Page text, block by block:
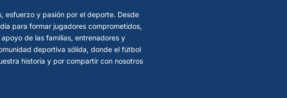
esfuerzo y pasión por el deporte. Desde
para formar jugadores comprometidos,
de las familias, entrenadores y
deportiva sólida, donde el fútbol
historia y por compartir con nosotros